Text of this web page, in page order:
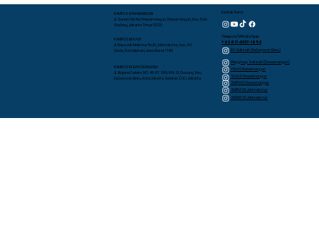
KAMPUS RAWAMANGUN
Jl. Sunan Giri No.1 Rawamangun, Rawamangun, Kec. Pulo
Gadung, Jakarta Timur 13220
KAMPUS BEKASI
Jl. Raya Jati Makmur No.10, Jatimakmur, Kec. Pd.
Gede, Kota Bekasi, Jawa Barat 17413
KAMPUS KEBAYORAN BARU
JL. Bujana Dalam, NO. 48, RT. 009, RW. 01, Gunung, Kec.
Kebayoran Baru, Kota Jakarta Selatan, D.K.I. Jakarta
Kontak Kami
Telepon/WhatsApp
+62 817-0337-1952
RA Sakinah (Kebayoran Baru)
Playgroup Sakinah (Rawamangun)
TKIA 13 Rawamangun
SDIA 13 Rawamangun
SMPIA 12 Rawamangun
SMPIA 55 Jatimakmur
SMAIA 33 Jatimakmur